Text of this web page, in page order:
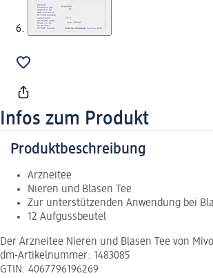
Infos zum Produkt
Produktbeschreibung
Arzneitee
Nieren und Blasen Tee
Zur unterstützenden Anwendung bei
12 Aufgussbeutel
Der Arzneitee Nieren und Blasen Tee von
dm-Artikelnummer: 1483085
GTIN: 4067796196269